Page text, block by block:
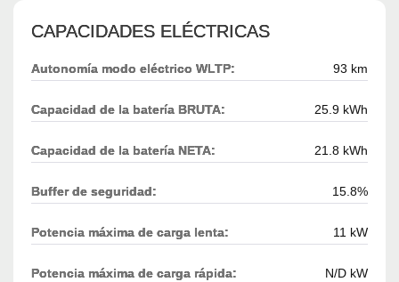
CAPACIDADES ELÉCTRICAS
Autonomía modo eléctrico WLTP: 93 km
Capacidad de la batería BRUTA: 25.9 kWh
Capacidad de la batería NETA: 21.8 kWh
Buffer de seguridad: 15.8%
Potencia máxima de carga lenta: 11 kW
Potencia máxima de carga rápida: N/D kW